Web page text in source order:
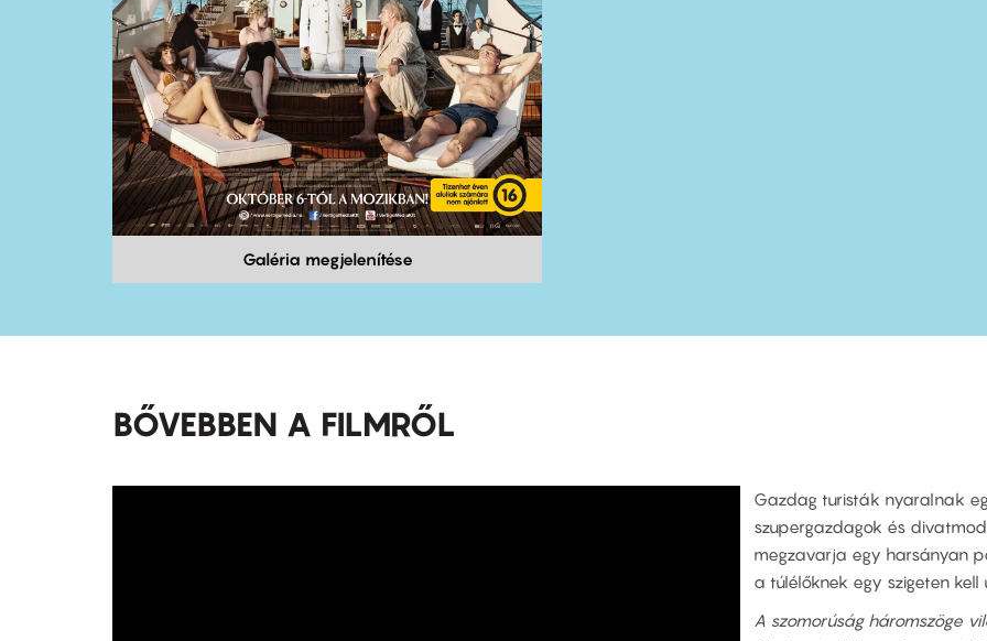
Galéria megjelenítése
BŐVEBBEN A FILMRŐL
Gazdag turisták nyaralnak
szupergazdagok és
megzavarja egy harsányan
a túlélőknek egy szigeten
A szomorúság háromszöge